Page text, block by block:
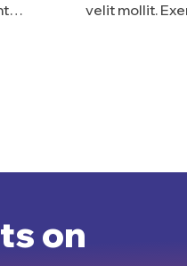
velit mollit.
on